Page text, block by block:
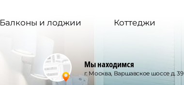
Балконы и лоджии Коттеджи
Мы находимся
г. Москва, Варшавское шоссе д. 39